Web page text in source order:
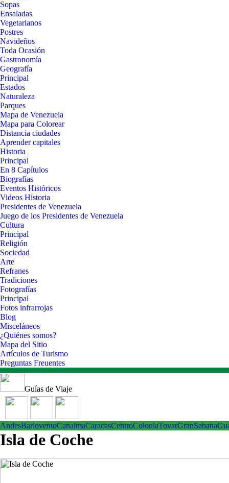
Sopas
Ensaladas
Vegetarianos
Postres
Navideños
Toda Ocasión
Gastronomía
Geografía
Principal
Estados
Naturaleza
Parques
Mapa de Venezuela
Mapa para Colorear
Distancia ciudades
Aprender capitales
Historia
Principal
En 8 Capítulos
Biografías
Eventos Históricos
Videos Historia
Presidentes de Venezuela
Juego de los Presidentes de Venezuela
Cultura
Principal
Religión
Sociedad
Arte
Refranes
Tradiciones
Fotografías
Principal
Fotos infrarrojas
Blog
Misceláneos
¿Quiénes somos?
Mapa del Sitio
Artículos de Turismo
Preguntas Freuentes
Guías de Viaje
AndesBarloventoCanaimaCaracasCentroColoniaTovarGranSabana
Isla de Coche